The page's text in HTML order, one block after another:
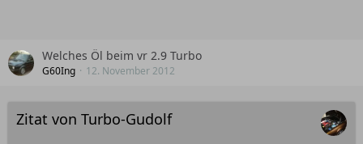
Welches Öl beim vr 2.9 Turbo
G60Ing 12. November 2012
Zitat von Turbo-Gudolf